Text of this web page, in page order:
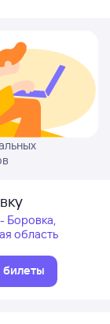
Боровка,
область
билеты